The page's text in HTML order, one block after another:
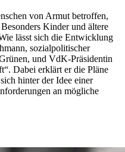
von Armut betroffen,
Kinder und ältere
lässt sich die Entwicklung
sozialpolitischer
und VdK-Präsidentin
Dabei erklärt er die Pläne
hinter der Idee einer
an mögliche